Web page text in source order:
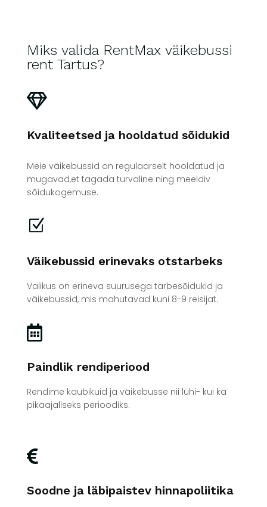
Miks valida RentMax väikebussi
rent Tartus?

Kvaliteetsed ja hooldatud sõidukid
Meie väikebussid on regulaarselt hooldatud ja
mugavad,et tagada turvaline ning meeldiv
sõidukogemuse.
Z
Väikebussid erinevaks otstarbeks
Valikus on erineva suurusega tarbesōidukid ja
väikebussid, mis mahutavad kuni 8-9 reisijat.

Paindlik rendiperiood
Rendime kaubikuid ja väikebusse nii lühi- kui ka
pikaajaliseks perioodiks.

Soodne ja läbipaistev hinnapoliitika